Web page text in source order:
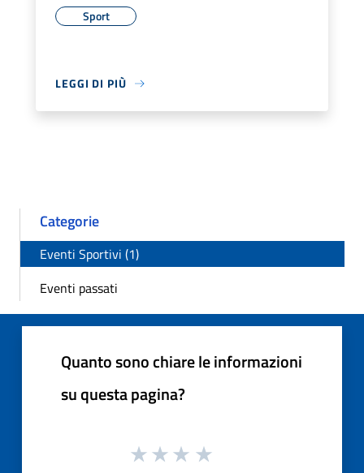
Sport
LEGGI DI PIÙ
Categorie
Eventi Sportivi (1)
Eventi passati
Quanto sono chiare le informazioni
su questa pagina?